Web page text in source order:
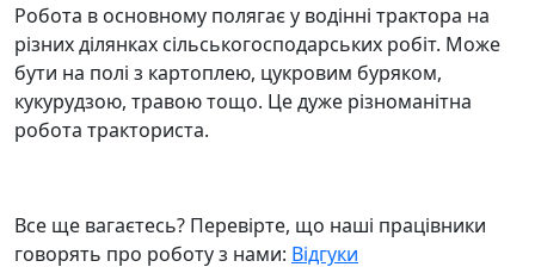
Робота в основному полягає у водінні трактора на
різних ділянках сільськогосподарських робіт. Може
бути на полі з картоплею, цукровим буряком,
кукурудзою, травою тощо. Це дуже різноманітна
робота тракториста.
Все ще вагаєтесь? Перевірте, що наші працівники
говорять про роботу з нами: Відгуки